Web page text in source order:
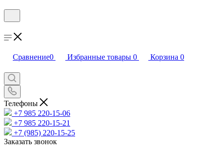
Сравнение0 Избранные товары 0 Корзина 0
Телефоны
+7 985 220-15-06
+7 985 220-15-21
+7 (985) 220-15-25
Заказать звонок